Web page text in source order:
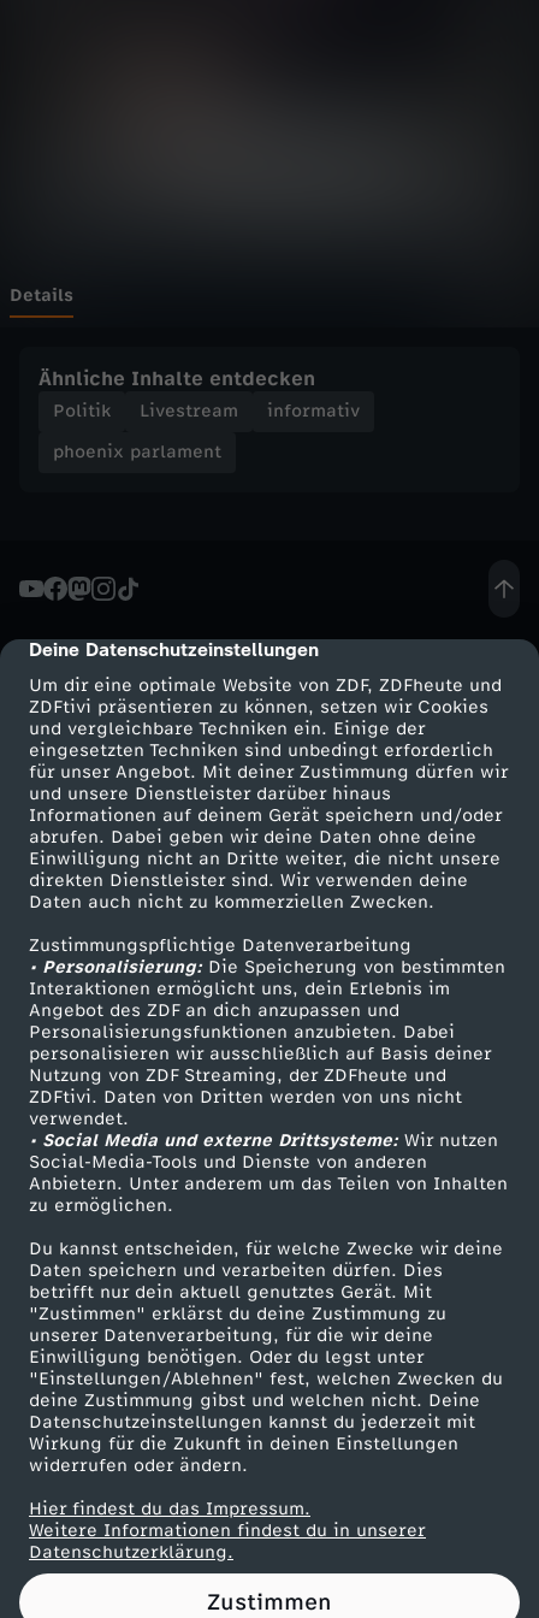
cmp-dialog-description
Deine Datenschutzeinstellungen
Um dir eine optimale Website von ZDF, ZDFheute und
ZDFtivi präsentieren zu können, setzen wir Cookies
und vergleichbare Techniken ein. Einige der
eingesetzten Techniken sind unbedingt erforderlich
für unser Angebot. Mit deiner Zustimmung dürfen wir
und unsere Dienstleister darüber hinaus
Informationen auf deinem Gerät speichern und/oder
abrufen. Dabei geben wir deine Daten ohne deine
Einwilligung nicht an Dritte weiter, die nicht unsere
direkten Dienstleister sind. Wir verwenden deine
Daten auch nicht zu kommerziellen Zwecken.
Zustimmungspflichtige Datenverarbeitung
• Personalisierung:Die Speicherung von bestimmten
Interaktionen ermöglicht uns, dein Erlebnis im
Angebot des ZDF an dich anzupassen und
Personalisierungsfunktionen anzubieten. Dabei
personalisieren wir ausschließlich auf Basis deiner
Nutzung von ZDF Streaming, der ZDFheute und
ZDFtivi. Daten von Dritten werden von uns nicht
verwendet.
• Social Media und externe Drittsysteme:Wir nutzen
Social-Media-Tools und Dienste von anderen
Anbietern. Unter anderem um das Teilen von Inhalten
zu ermöglichen.
Du kannst entscheiden, für welche Zwecke wir deine
Daten speichern und verarbeiten dürfen. Dies
betrifft nur dein aktuell genutztes Gerät. Mit
"Zustimmen" erklärst du deine Zustimmung zu
unserer Datenverarbeitung, für die wir deine
Einwilligung benötigen. Oder du legst unter
"Einstellungen/Ablehnen" fest, welchen Zwecken du
deine Zustimmung gibst und welchen nicht. Deine
Datenschutzeinstellungen kannst du jederzeit mit
Wirkung für die Zukunft in deinen Einstellungen
widerrufen oder ändern.
Hier findest du das Impressum.
Weitere Informationen findest du in unserer
Datenschutzerklärung.
Zustimmen
m
n
S
p
a
h
n
:
"
G
e
r
m
a
n
y
i
s
b
a
Details
Ähnliche Inhalte entdecken
Politik Livestream
informativ
phoenix parlament
Mehr ZDF
ZDF-Apps
Smart TV
ZDFtext
Livestreams
Sendungen A-Z
TV-Programm
Service
ZDFmitreden
Kontakt zum ZDF
Tickets
Zuschauerservice
Hilfe
ZDF Unternehmen
Karriere
ZDF goes Schule
Werbefernsehen
Mainzelmännchen
Partner